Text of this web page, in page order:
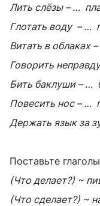
Лить слёзы – …
Глотать воду – …
Витать в облаках
Говорить
Бить баклуши – …
Повесить нос – …
Держать язык за
Поставьте глаголы
(Что делает?) ~
(Что сделает?) ~